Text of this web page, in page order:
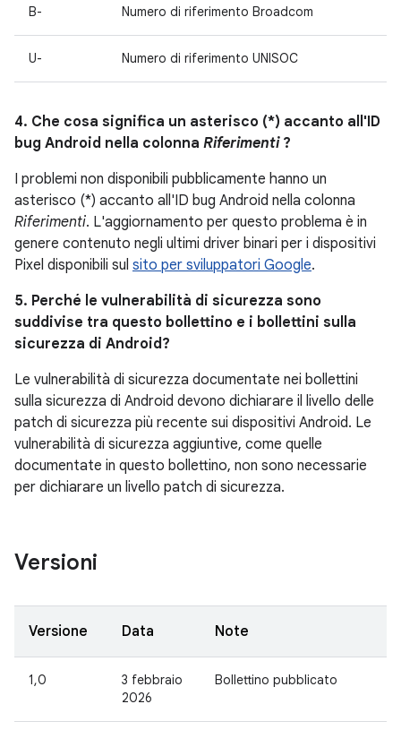
B- Numero di riferimento Broadcom
U- Numero di riferimento UNISOC
4. Che cosa significa un asterisco (*) accanto all'ID
bug Android nella colonna Riferimenti?
I problemi non disponibili pubblicamente hanno un
asterisco (*) accanto all'ID bug Android nella colonna
Riferimenti. L'aggiornamento per questo problema è in
genere contenuto negli ultimi driver binari per i dispositivi
Pixel disponibili sul sito per sviluppatori Google.
5. Perché le vulnerabilità di sicurezza sono
suddivise tra questo bollettino e i bollettini sulla
sicurezza di Android?
Le vulnerabilità di sicurezza documentate nei bollettini
sulla sicurezza di Android devono dichiarare il livello delle
patch di sicurezza più recente sui dispositivi Android. Le
vulnerabilità di sicurezza aggiuntive, come quelle
documentate in questo bollettino, non sono necessarie
per dichiarare un livello patch di sicurezza.
Versioni
Versione Data Note
1,0
3 febbraio
2026
Bollettino pubblicato